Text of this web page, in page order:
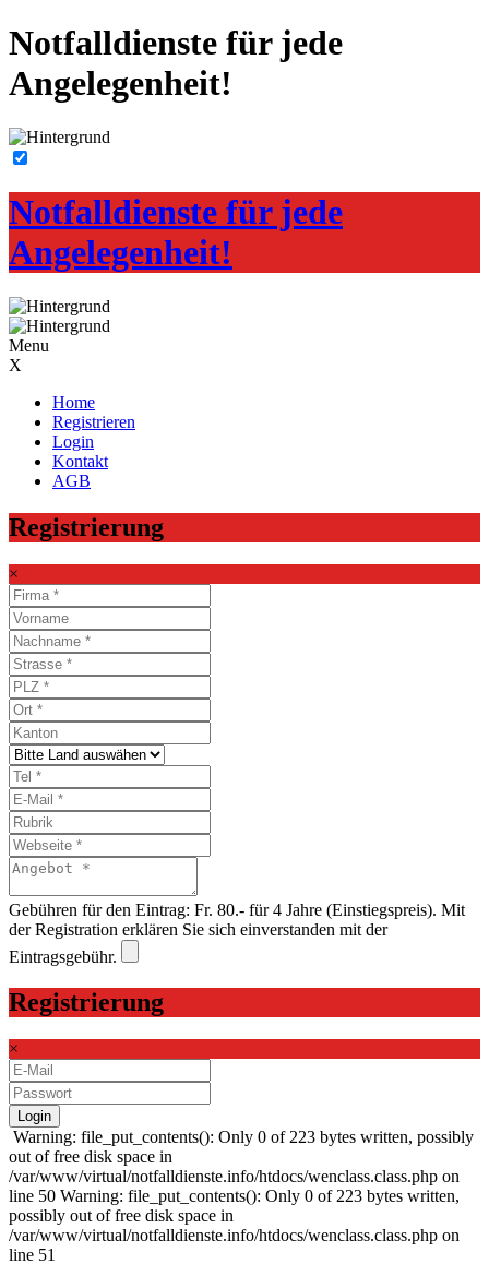
Notfalldienste für jede
Angelegenheit!
Notfalldienste für jede
Angelegenheit!
Menu
X
Home
Registrieren
Login
Kontakt
AGB
Registrierung
×
Gebühren für den Eintrag: Fr. 80.- für 4 Jahre (Einstiegspreis). Mit
der Registration erklären Sie sich einverstanden mit der
Eintragsgebühr.
Registrierung
×
Warning: file_put_contents(): Only 0 of 223 bytes written, possibly
out of free disk space in
/var/www/virtual/notfalldienste.info/htdocs/wenclass.class.php on
line 50 Warning: file_put_contents(): Only 0 of 223 bytes written,
possibly out of free disk space in
/var/www/virtual/notfalldienste.info/htdocs/wenclass.class.php on
line 51